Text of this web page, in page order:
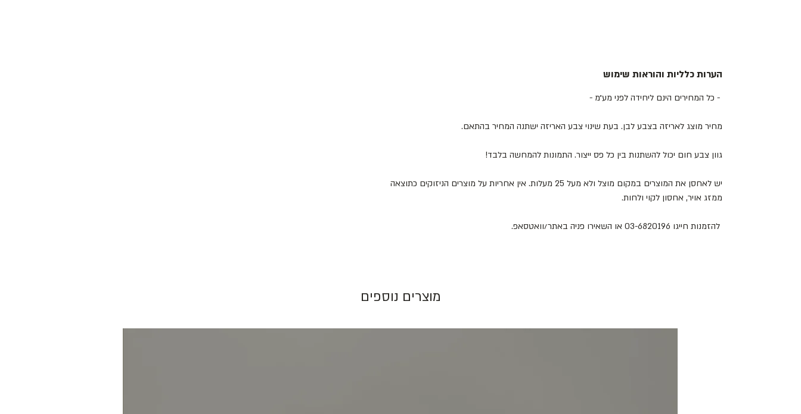
הערות כלליות והוראות שימוש
- כל המחירים הינם ליחידה לפני מע״מ -
מחיר מוצג לאריזה בצבע לבן. בעת שינוי צבע האריזה ישתנה המחיר בהתאם.
גוון צבע חום יכול להשתנות בין כל פס ייצור. התמונות להמחשה בלבד!
יש לאחסן את המוצרים במקום מוצל ולא מעל 25 מעלות. אין אחריות על מוצרים הניזוקים כתוצאה
ממזג אויר, אחסון לקוי ולחות.
להזמנות חייגו 03-6820196 או השאירו פניה באתר/וואטסאפ.
מוצרים נוספים